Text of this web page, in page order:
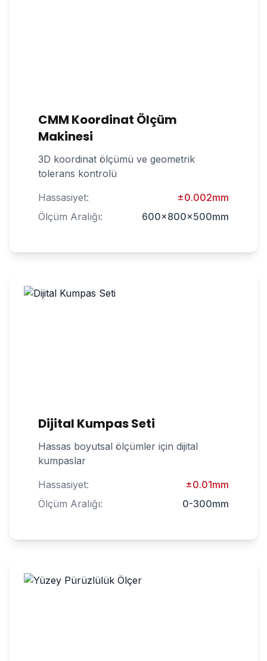
CMM Koordinat Ölçüm
Makinesi
3D koordinat ölçümü ve geometrik
tolerans kontrolü
Hassasiyet:
±0.002mm
Ölçüm Aralığı:
600x800x500mm
Dijital Kumpas Seti
Hassas boyutsal ölçümler için dijital
kumpaslar
Hassasiyet:
±0.01mm
Ölçüm Aralığı:
0-300mm